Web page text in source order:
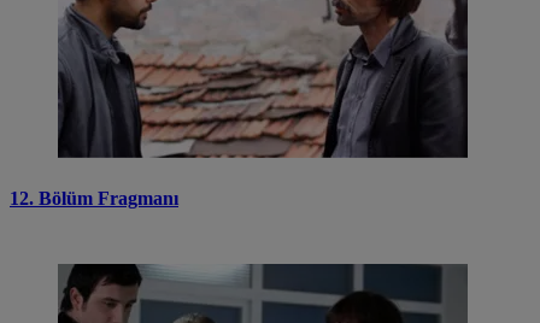
12. Bölüm Fragmanı